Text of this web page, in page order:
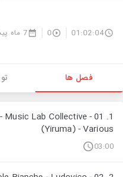
01:02:04
0 7 ماه پیش
فصل ها
- Music Lab Collective
(Yiruma) - Various
03:00